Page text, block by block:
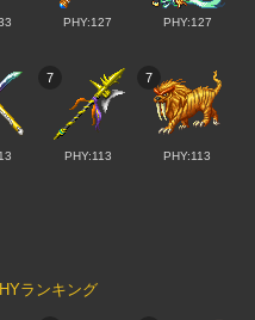
PHY:127 PHY:127
7
PHY:113
7
PHY:113
ランキング